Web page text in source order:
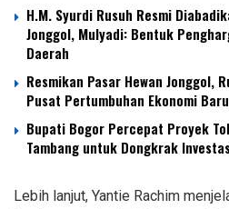
H.M. Syurdi Rusuh Resmi
Jonggol, Mulyadi: Bentuk
Daerah
Resmikan Pasar Hewan Jonggol,
Pusat Pertumbuhan Ekonomi
Bupati Bogor Percepat Proyek
Tambang untuk Dongkrak
Lebih lanjut, Yantie Rachim